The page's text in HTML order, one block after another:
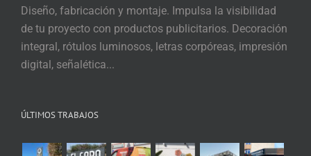
Diseño, fabricación y montaje. Impulsa la visibilidad
de tu proyecto con productos publicitarios. Decoración
integral, rótulos luminosos, letras corpóreas, impresión
digital, señalética...
ÚLTIMOS TRABAJOS